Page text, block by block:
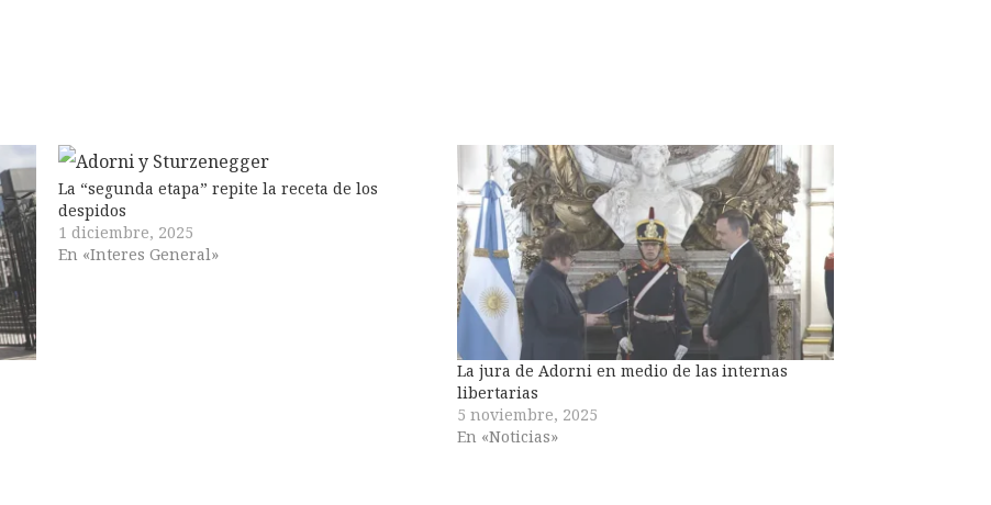
La “segunda etapa” repite la receta de los
despidos
1 diciembre, 2025
En «Interes General»
La jura de Adorni en medio de las internas
libertarias
5 noviembre, 2025
En «Noticias»